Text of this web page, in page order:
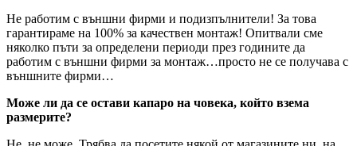
Не работим с външни фирми и подизпълнители! За това
гарантираме на 100% за качествен монтаж! Опитвали сме
няколко пъти за определени периоди през годините да
работим с външни фирми за монтаж…просто не се получава с
външните фирми…
Може ли да се остави капаро на човека, който взема
размерите?